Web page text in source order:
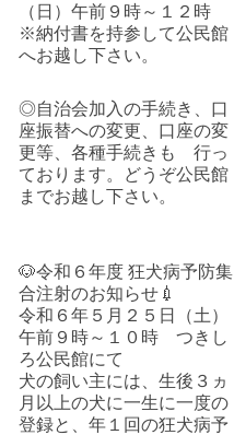
（日）午前９時～１２時
※納付書を持参して公民館
へお越し下さい。
◎自治会加入の手続き、口
座振替への変更、口座の変
更等、各種手続きも 行っ
ております。どうぞ公民館
までお越し下さい。
🐶令和６年度 狂犬病予防集
合注射のお知らせ💉
令和６年５月２５日（土）
午前９時～１０時 つきし
ろ公民館にて
犬の飼い主には、生後３ヵ
月以上の犬に一生に一度の
登録と、年１回の狂犬病予